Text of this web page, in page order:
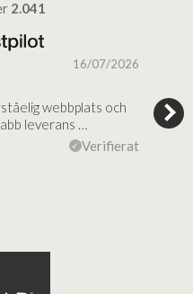
2.041
16/07/2026
webbplats och
leverans …
Verifierat
Jag